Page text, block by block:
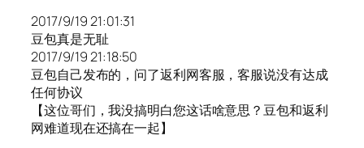
2017/9/19 21:01:31
豆包真是无耻
2017/9/19 21:18:50
豆包自己发布的，问了返利网客服，客服说没有达成
任何协议
【这位哥们，我没搞明白您这话啥意思？豆包和返利
网难道现在还搞在一起】